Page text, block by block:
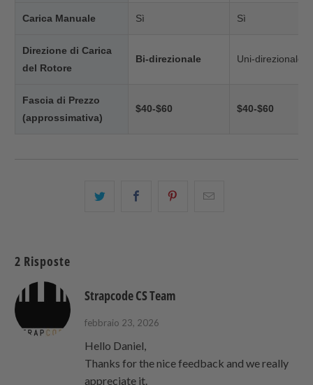
Carica Manuale Sì Sì
Direzione di Carica
del Rotore
Bi-direzionale Uni-direzionale
Fascia di Prezzo
(approssimativa)
$40-$60 $40-$60
Condividi Share
Condividi
2 Risposte
Strapcode CS Team
febbraio 23, 2026
Hello Daniel,
Thanks for the nice feedback and we really
appreciate it.